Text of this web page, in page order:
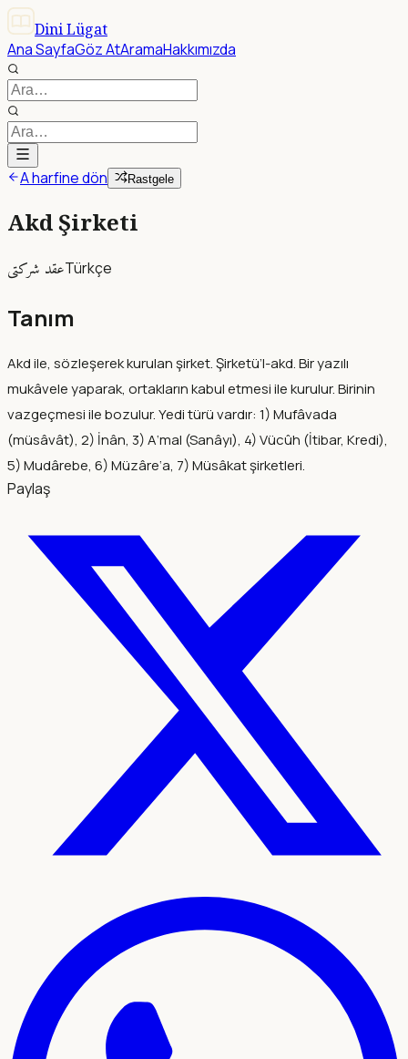
Dini Lügat
Ana SayfaGöz AtAramaHakkımızda
A harfine dön Rastgele
Akd Şirketi
عقد شركتىTürkçe
Tanım
Akd ile, sözleşerek kurulan şirket. Şirketü’l-akd. Bir yazılı
mukâvele yaparak, ortakların kabul etmesi ile kurulur. Birinin
vazgeçmesi ile bozulur. Yedi türü vardır: 1) Mufâvada
(müsâvât), 2) İnân, 3) A‘mal (Sanâyı), 4) Vücûh (İtibar, Kredi),
5) Mudârebe, 6) Müzâre‘a, 7) Müsâkat şirketleri.
Paylaş